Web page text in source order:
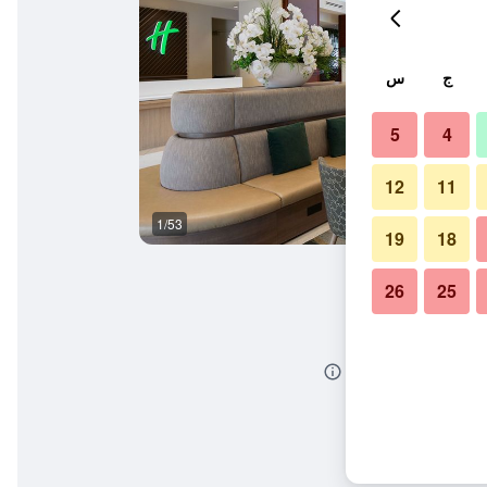
1/53
أيربورت باي آيتش جي
ج س
4
5
11
12
18
19
25
26